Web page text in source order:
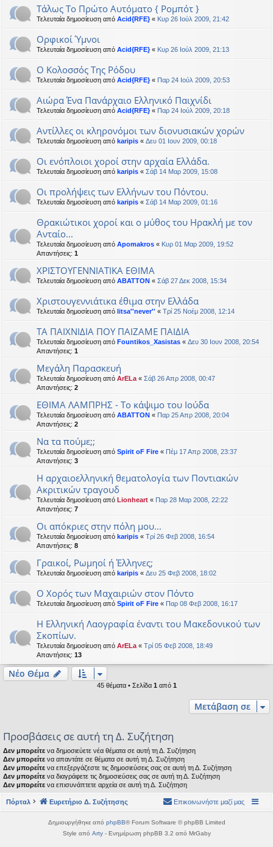
Τάλως Το Πρώτο Αυτόματο { Ρομπότ }
Τελευταία δημοσίευση από Acid{RFE}« Κυρ 26 Ιούλ 2009, 21:42
Ορφικοί Ύμνοι
Τελευταία δημοσίευση από Acid{RFE}« Κυρ 26 Ιούλ 2009, 21:13
Ο Κολοσσός Της Ρόδου
Τελευταία δημοσίευση από Acid{RFE}« Παρ 24 Ιούλ 2009, 20:53
Αιώρα Ένα Πανάρχαιο Ελληνικό Παιχνίδι
Τελευταία δημοσίευση από Acid{RFE}« Παρ 24 Ιούλ 2009, 20:18
Αντίλλες οι κληρονόμοι των διονυσιακών χορών
Τελευταία δημοσίευση από karipis « Δευ 01 Ιουν 2009, 00:18
Οι ενόπλοιοι χοροί στην αρχαία Ελλάδα.
Τελευταία δημοσίευση από karipis « Σάβ 14 Μαρ 2009, 15:08
Οι προλήψεις των Ελλήνων του Πόντου.
Τελευταία δημοσίευση από karipis « Σάβ 14 Μαρ 2009, 01:16
Θρακιώτικοι χοροί και ο μύθος του Ηρακλή με τον
Ανταίο...
Τελευταία δημοσίευση από Apomakros « Κυρ 01 Μαρ 2009, 19:52
Απαντήσεις: 1
ΧΡΙΣΤΟΥΓΕΝΝΙΑΤΙΚΑ ΕΘΙΜΑ
Τελευταία δημοσίευση από ABATTON « Σάβ 27 Δεκ 2008, 15:34
Χριστουγεννιάτικα έθιμα στην Ελλάδα
Τελευταία δημοσίευση από litsa''never'' « Τρί 25 Νοέμ 2008, 12:14
ΤΑ ΠΑΙΧΝΙΔΙΑ ΠΟΥ ΠΑΙΖΑΜΕ ΠΑΙΔΙΑ
Τελευταία δημοσίευση από Fountikos_Xasistas « Δευ 30 Ιουν 2008, 20:54
Απαντήσεις: 1
Μεγάλη Παρασκευή
Τελευταία δημοσίευση από ArELa « Σάβ 26 Απρ 2008, 00:47
Απαντήσεις: 2
ΕΘΙΜΑ ΛΑΜΠΡΗΣ - Το κάψιμο του Ιούδα
Τελευταία δημοσίευση από ABATTON « Παρ 25 Απρ 2008, 20:04
Απαντήσεις: 2
Να τα πούμε;;
Τελευταία δημοσίευση από Spirit oF Fire « Πέμ 17 Απρ 2008, 23:37
Απαντήσεις: 3
Η αρχαιοελληνική θεματολογία των Ποντιακών
Ακριτικών τραγουδ
Τελευταία δημοσίευση από Lionheart « Παρ 28 Μαρ 2008, 22:22
Απαντήσεις: 7
Οι απόκριες στην πόλη μου...
Τελευταία δημοσίευση από karipis « Τρί 26 Φεβ 2008, 16:54
Απαντήσεις: 8
Γραικοί, Ρωμηοί ή Έλληνες;
Τελευταία δημοσίευση από karipis « Δευ 25 Φεβ 2008, 18:02
Ο Χορός των Μαχαιριών στον Πόντο
Τελευταία δημοσίευση από Spirit oF Fire « Παρ 08 Φεβ 2008, 16:17
Η Ελληνική Λαογραφία έναντι του Μακεδονικού των
Σκοπίων.
Τελευταία δημοσίευση από ArELa « Τρί 05 Φεβ 2008, 18:49
Απαντήσεις: 13
Νέο Θέμα
45 θέματα • Σελίδα 1 από 1
Μετάβαση σε
Προσβάσεις σε αυτή τη Δ. Συζήτηση
Δεν μπορείτε να δημοσιεύετε νέα θέματα σε αυτή τη Δ. Συζήτηση
Δεν μπορείτε να απαντάτε σε θέματα σε αυτή τη Δ. Συζήτηση
Δεν μπορείτε να επεξεργάζεστε τις δημοσιεύσεις σας σε αυτή τη Δ. Συζήτηση
Δεν μπορείτε να διαγράφετε τις δημοσιεύσεις σας σε αυτή τη Δ. Συζήτηση
Δεν μπορείτε να επισυνάπτετε αρχεία σε αυτή τη Δ. Συζήτηση
Πόρταλ Ευρετήριο Δ. Συζήτησης Επικοινωνήστε μαζί μας
Δημιουργήθηκε από phpBB® Forum Software © phpBB Limited
Style από Arty- Ενημέρωση phpBB 3.2 από MrGaby